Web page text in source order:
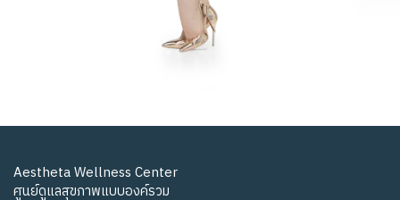
Aestheta Wellness Center
ศูนย์ดูแลสุขภาพแบบองค์รวม